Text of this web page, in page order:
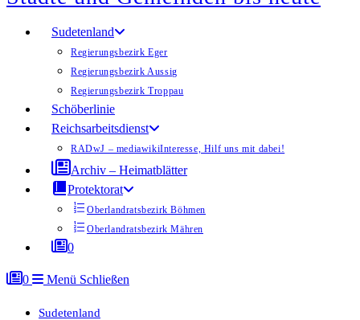
durchsuchen
Sudetenland
Regierungsbezirk Eger
Regierungsbezirk Aussig
Regierungsbezirk Troppau
Schöberlinie
Reichsarbeitsdienst
RADwJ – mediawikiInteresse, Hilf uns mit dabei!
Archiv – Heimatblätter
Protektorat
Oberlandratsbezirk Böhmen
Oberlandratsbezirk Mähren
0
0 Menü Schließen
Sudetenland